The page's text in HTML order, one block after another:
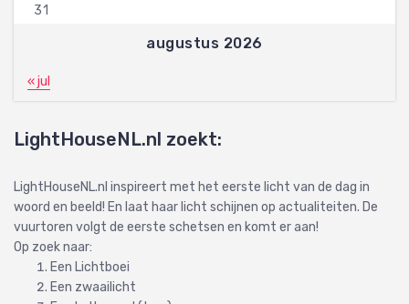
augustus 2026
31
« jul
LightHouseNL.nl zoekt:
LightHouseNL.nl inspireert met het eerste licht van de dag in
woord en beeld! En laat haar licht schijnen op actualiteiten. De
vuurtoren volgt de eerste schetsen en komt er aan!
Op zoek naar:
Een Lichtboei
Een zwaailicht